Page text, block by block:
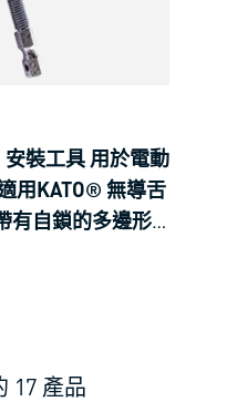
安裝工具 用於電動
用KATO® 無導舌
有自鎖的多邊形
17 產品